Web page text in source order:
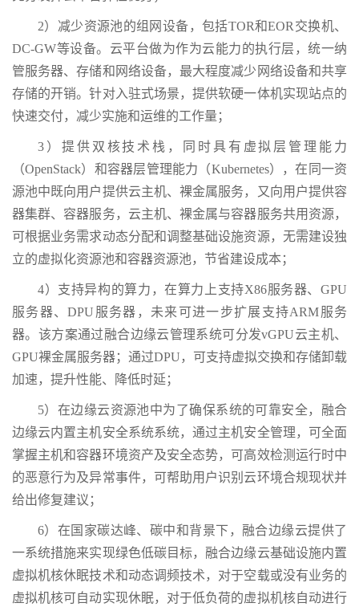
2）减少资源池的组网设备，包括TOR和EOR交换机、
DC-GW等设备。云平台做为作为云能力的执行层，统一纳
管服务器、存储和网络设备，最大程度减少网络设备和共享
存储的开销。针对入驻式场景，提供软硬一体机实现站点的
快速交付，减少实施和运维的工作量；
3）提供双核技术栈，同时具有虚拟层管理能力
（OpenStack）和容器层管理能力（Kubernetes），在同一资
源池中既向用户提供云主机、裸金属服务，又向用户提供容
器集群、容器服务，云主机、裸金属与容器服务共用资源，
可根据业务需求动态分配和调整基础设施资源，无需建设独
立的虚拟化资源池和容器资源池，节省建设成本；
4）支持异构的算力，在算力上支持X86服务器、GPU
服务器、DPU服务器，未来可进一步扩展支持ARM服务
器。该方案通过融合边缘云管理系统可分发vGPU云主机、
GPU裸金属服务器；通过DPU，可支持虚拟交换和存储卸载
加速，提升性能、降低时延；
5）在边缘云资源池中为了确保系统的可靠安全，融合
边缘云内置主机安全系统系统，通过主机安全管理，可全面
掌握主机和容器环境资产及安全态势，可高效检测运行时中
的恶意行为及异常事件，可帮助用户识别云环境合规现状并
给出修复建议；
6）在国家碳达峰、碳中和背景下，融合边缘云提供了
一系统措施来实现绿色低碳目标，融合边缘云基础设施内置
虚拟机核休眠技术和动态调频技术，对于空载或没有业务的
虚拟机核可自动实现休眠，对于低负荷的虚拟机核自动进行